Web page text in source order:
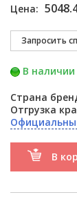
Цена:
В наличии
Страна
Отгрузка
В